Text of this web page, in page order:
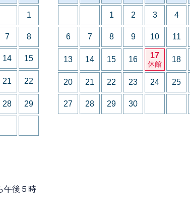
1
7 8
14 15
21 22
28 29
1 2 3 4
6 7 8 9 10 11
13 14 15 16 17
休館
18
20 21 22 23 24 25
27 28 29 30
午後５時